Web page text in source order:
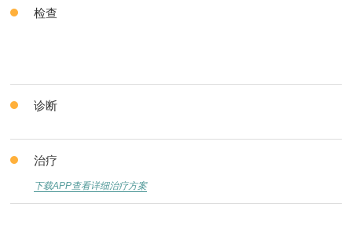
检查
诊断
治疗
下载APP查看详细治疗方案